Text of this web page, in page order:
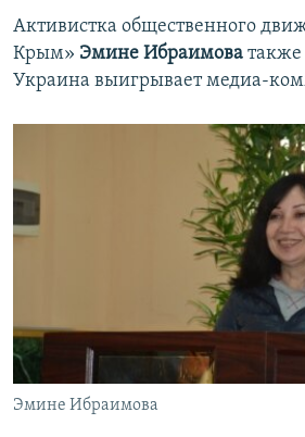
Активистка общественного
Крым» Эмине Ибраимова также
Украина выигрывает медиа-
Эмине Ибраимова